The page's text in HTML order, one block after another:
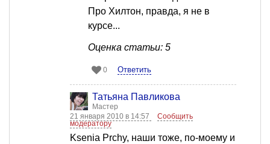
Про Хилтон, правда, я не в
курсе...
Оценка статьи: 5
0 Ответить
Татьяна Павликова
Мастер
21 января 2010 в 14:57
Сообщить
модератору
Ksenia Prchy, наши тоже, по-моему и